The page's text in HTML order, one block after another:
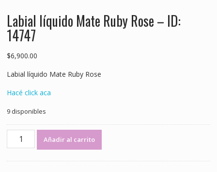
Labial líquido Mate Ruby Rose – ID:
14747
$6,900.00
Labial líquido Mate Ruby Rose
Hacé click aca
9 disponibles
Labial
líquido
Añadir al carrito